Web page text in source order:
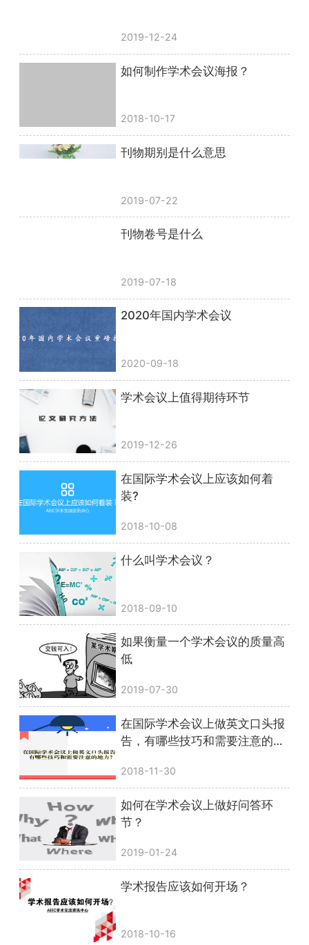
2019-12-24
如何制作学术会议海报？
2018-10-17
刊物期别是什么意思
2019-07-22
刊物卷号是什么
2019-07-18
2020年国内学术会议
2020-09-18
学术会议上值得期待环节
2019-12-26
在国际学术会议上应该如何着
装?
2018-10-08
什么叫学术会议？
2018-09-10
如果衡量一个学术会议的质量高
低
2019-07-30
在国际学术会议上做英文口头报
告，有哪些技巧和需要注意的地
2018-11-30
如何在学术会议上做好问答环
节？
2019-01-24
学术报告应该如何开场？
2018-10-16